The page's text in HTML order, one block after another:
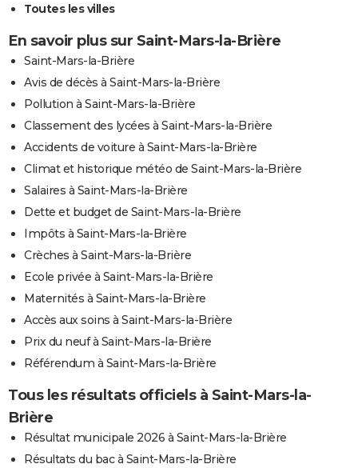
Toutes les villes
En savoir plus sur Saint-Mars-la-Brière
Saint-Mars-la-Brière
Avis de décès à Saint-Mars-la-Brière
Pollution à Saint-Mars-la-Brière
Classement des lycées à Saint-Mars-la-Brière
Accidents de voiture à Saint-Mars-la-Brière
Climat et historique météo de Saint-Mars-la-Brière
Salaires à Saint-Mars-la-Brière
Dette et budget de Saint-Mars-la-Brière
Impôts à Saint-Mars-la-Brière
Crèches à Saint-Mars-la-Brière
Ecole privée à Saint-Mars-la-Brière
Maternités à Saint-Mars-la-Brière
Accès aux soins à Saint-Mars-la-Brière
Prix du neuf à Saint-Mars-la-Brière
Référendum à Saint-Mars-la-Brière
Tous les résultats officiels à Saint-Mars-la-
Brière
Résultat municipale 2026 à Saint-Mars-la-Brière
Résultats du bac à Saint-Mars-la-Brière